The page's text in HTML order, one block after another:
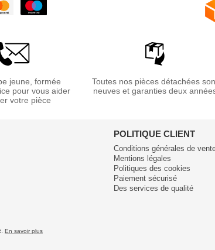
jeune, formée
pour vous aider
votre pièce
Toutes nos pièces détachées
neuves et garanties deux
POLITIQUE CLIENT
Conditions générales de
Mentions légales
Politiques des cookies
Paiement sécurisé
Des services de qualité
En savoir plus